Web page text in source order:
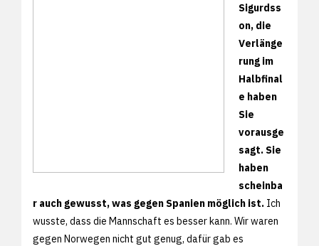
Sigurdss
on, die
Verlänge
rung im
Halbfinal
e haben
Sie
vorausge
sagt. Sie
haben
scheinba
r auch gewusst, was gegen Spanien möglich ist. Ich
wusste, dass die Mannschaft es besser kann. Wir waren
gegen Norwegen nicht gut genug, dafür gab es